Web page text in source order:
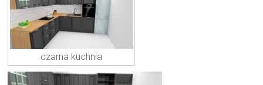
czarna kuchnia